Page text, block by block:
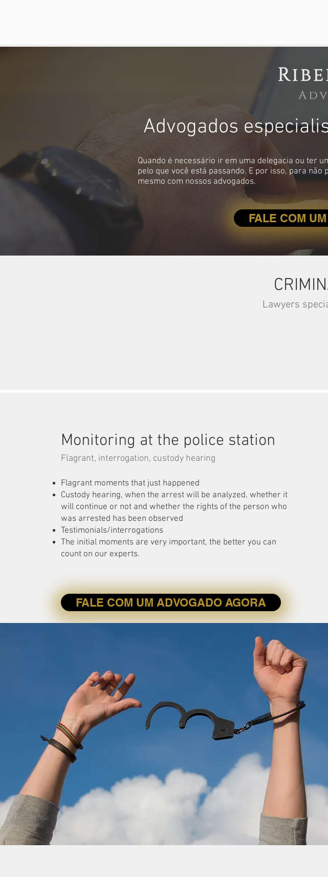
Advogados
Quando é necessário ir em uma delegacia ou ter
pelo que você está passando. E por isso, para
mesmo com nossos advogados.
FALE COM
Lawyers
Monitoring at the police station
Flagrant, interrogation, custody hearing
Flagrant moments that just happened
Custody hearing, when the arrest will be analyzed, whether it
will continue or not and whether the rights of the person who
was arrested has been observed
Testimonials/interrogations
The initial moments are very important, the better you can
count on our experts.
FALE COM UM ADVOGADO AGORA